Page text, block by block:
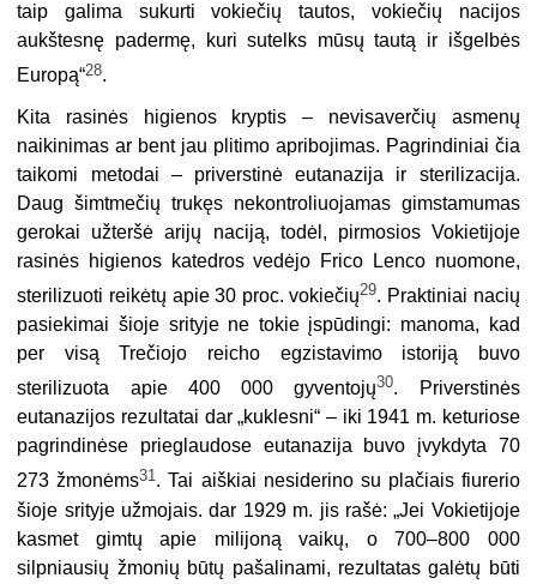
taip galima sukurti vokiečių tautos, vokiečių nacijos
aukštesnę padermę, kuri sutelks mūsų tautą ir išgelbės
Europą“28.
Kita rasinės higienos kryptis – nevisaverčių asmenų
naikinimas ar bent jau plitimo apribojimas. Pagrindiniai čia
taikomi metodai – priverstinė eutanazija ir sterilizacija.
Daug šimtmečių trukęs nekontroliuojamas gimstamumas
gerokai užteršė arijų naciją, todėl, pirmosios Vokietijoje
rasinės higienos katedros vedėjo Frico Lenco nuomone,
sterilizuoti reikėtų apie 30 proc. vokiečių29. Praktiniai nacių
pasiekimai šioje srityje ne tokie įspūdingi: manoma, kad
per visą Trečiojo reicho egzistavimo istoriją buvo
sterilizuota apie 400 000 gyventojų30. Priverstinės
eutanazijos rezultatai dar „kuklesni“ – iki 1941 m. keturiose
pagrindinėse prieglaudose eutanazija buvo įvykdyta 70
273 žmonėms31 . Tai aiškiai nesiderino su plačiais fiurerio
šioje srityje užmojais. dar 1929 m. jis rašė: „Jei Vokietijoje
kasmet gimtų apie milijoną vaikų, o 700–800 000
silpniausių žmonių būtų pašalinami, rezultatas galėtų būti